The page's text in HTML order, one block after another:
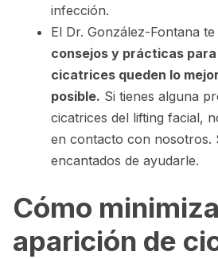
infección.
El Dr. González-Fontana
consejos y prácticas
cicatrices queden lo
posible. Si tienes alguna
cicatrices del lifting facial,
en contacto con nosotros.
encantados de ayudarle.
Cómo
aparición de